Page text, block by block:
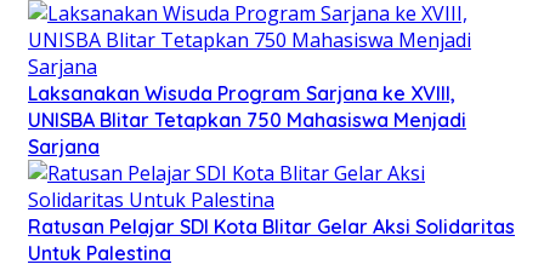
Laksanakan Wisuda Program Sarjana ke XVIII,
UNISBA Blitar Tetapkan 750 Mahasiswa Menjadi
Sarjana
Ratusan Pelajar SDI Kota Blitar Gelar Aksi Solidaritas
Untuk Palestina